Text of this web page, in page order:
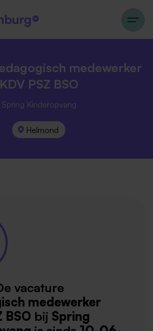
medewerker
KDV PSZ BSO
Spring Kinderopvang
Helmond
vacature
medewerker
BSO bij Spring